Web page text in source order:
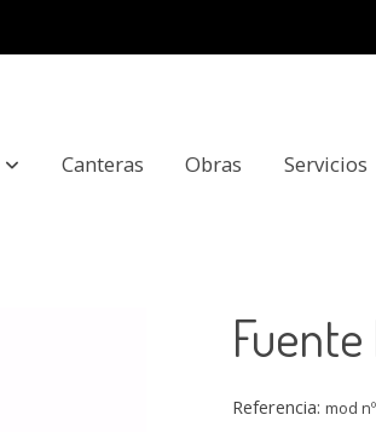
Canteras Obras Servicios
Fuente
Referencia:mod